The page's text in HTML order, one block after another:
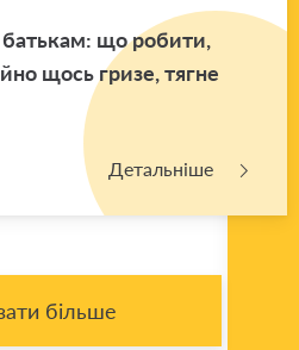
що ро­би­ти,
щось гризе, тягне
Детальніше
більше